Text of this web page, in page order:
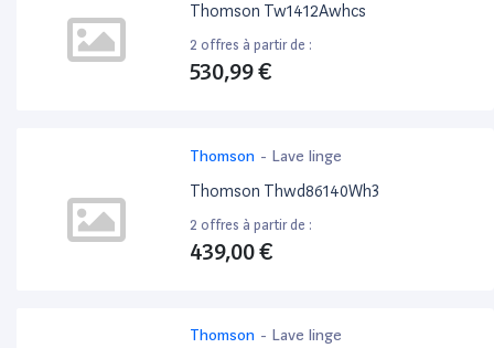
Thomson Tw1412Awhcs
2 offres à partir de :
530,99 €
Thomson - Lave linge
Thomson Thwd86140Wh3
2 offres à partir de :
439,00 €
Thomson - Lave linge